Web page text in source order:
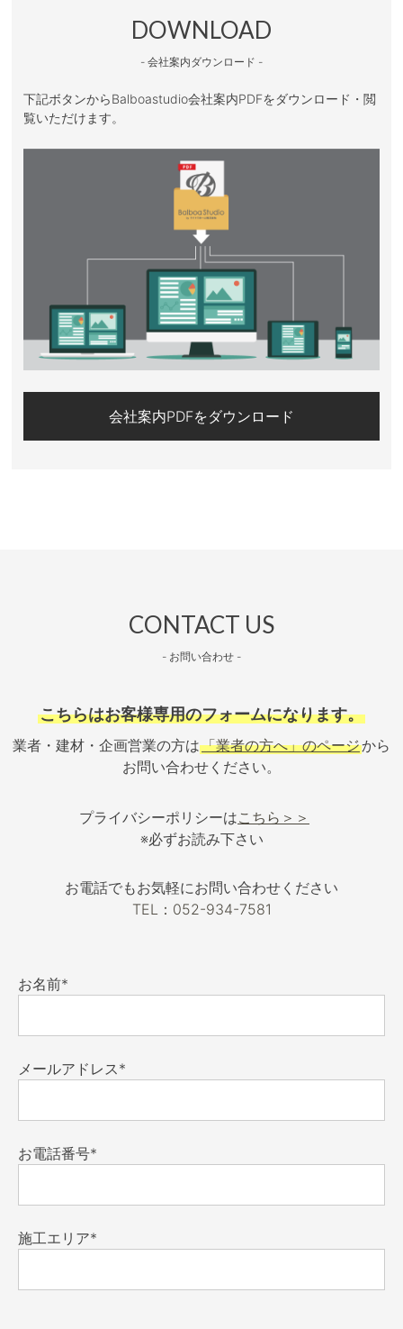
DOWNLOAD
- 会社案内ダウンロード -
下記ボタンからBalboastudio会社案内PDFをダウンロード・閲
覧いただけます。
会社案内PDFをダウンロード
CONTACT US
- お問い合わせ -
こちらはお客様専用のフォームになります。
業者・建材・企画営業の方は「業者の方へ」のページから
お問い合わせください。
プライバシーポリシーはこちら＞＞
※必ずお読み下さい
お電話でもお気軽にお問い合わせください
TEL：052-934-7581
お名前*
メールアドレス*
お電話番号*
施工エリア*